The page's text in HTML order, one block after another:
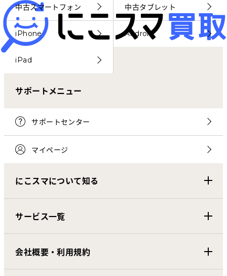
中古スマートフォン 中古タブレット
iPhone Android
iPad
サポートメニュー
サポートセンター
マイページ
にこスマについて知る
サービス一覧
会社概要・利用規約